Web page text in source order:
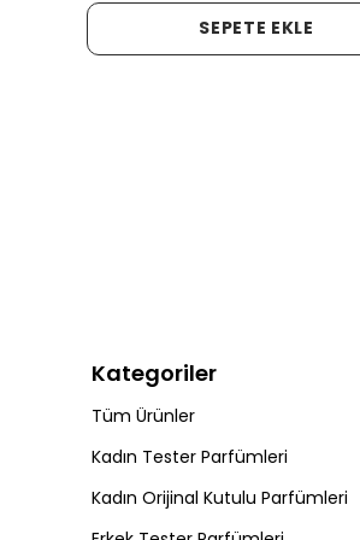
SEPETE EKLE
Kategoriler
Tüm Ürünler
Kadın Tester Parfümleri
Kadın Orijinal Kutulu Parfümleri